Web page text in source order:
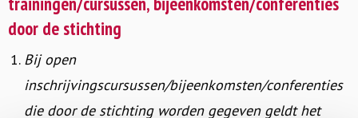
door de stichting
Bij open
inschrijvingscursussen/bijeenkomsten/conferenties
die door de stichting worden gegeven geldt het